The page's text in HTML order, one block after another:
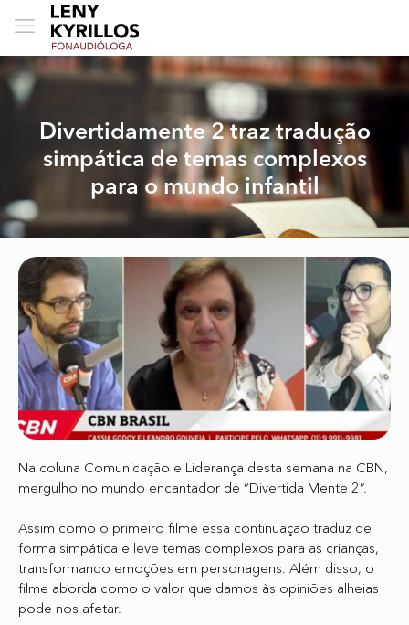
Divertidamente 2 traz tradução
simpática de temas complexos
para o mundo infantil
Na coluna Comunicação e Liderança desta semana na CBN,
mergulho no mundo encantador de “Divertida Mente 2”.
Assim como o primeiro filme essa continuação traduz de
forma simpática e leve temas complexos para as crianças,
transformando emoções em personagens. Além disso, o
filme aborda como o valor que damos às opiniões alheias
pode nos afetar.